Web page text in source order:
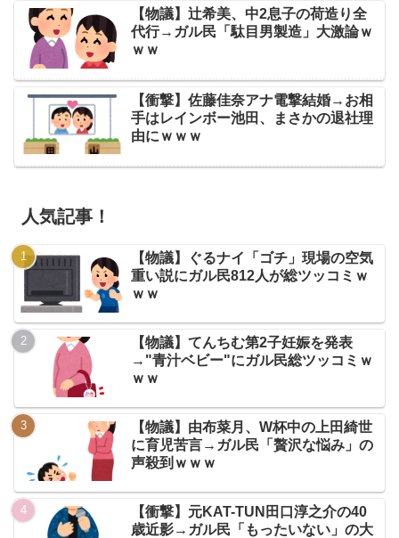
【物議】辻希美、中2息子の荷造り全
代行→ガル民「駄目男製造」大激論ｗ
ｗｗ
【衝撃】佐藤佳奈アナ電撃結婚→お相
手はレインボー池田、まさかの退社理
由にｗｗｗ
人気記事！
【物議】ぐるナイ「ゴチ」現場の空気
重い説にガル民812人が総ツッコミｗ
ｗｗ
【物議】てんちむ第2子妊娠を発表
→"青汁ベビー"にガル民総ツッコミｗ
ｗｗ
【物議】由布菜月、W杯中の上田綺世
に育児苦言→ガル民「贅沢な悩み」の
声殺到ｗｗｗ
【衝撃】元KAT-TUN田口淳之介の40
歳近影→ガル民「もったいない」の大